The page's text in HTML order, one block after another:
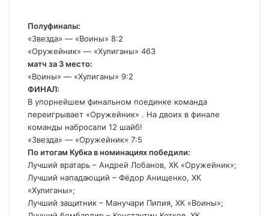
Полуфиналы:
«Звезда» — «Воины» 8:2
«Оружейник» — «Хулиганы» 463
матч за 3 место:
«Воины» — «Хулиганы» 9:2
ФИНАЛ:
В упорнейшем финальном поединке команда
переигрывает «Оружейник» . На двоих в финале
команды набросали 12 шайб!
«Звезда» — «Оружейник» 7:5
По итогам Кубка в номинациях победили:
Лучший вратарь – Андрей Лобанов, ХК «Оружейник»;
Лучший нападающий – Фёдор Анищенко, ХК
«Хулиганы»;
Лучший защитник – Манучари Пипия, ХК «Воины»;